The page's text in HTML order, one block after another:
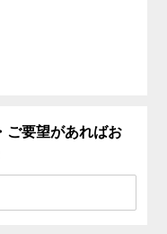
ご要望があればお